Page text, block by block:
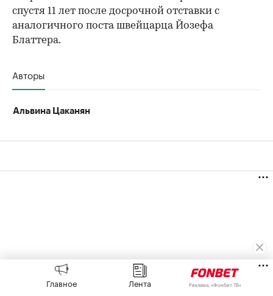
спустя 11 лет после досрочной отставки с
аналогичного поста швейцарца Йозефа
Блаттера.
Авторы
Альвина Цаканян
Главное Лента Реклама, «Фонбет ТВ»